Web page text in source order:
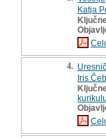
Katja
4.
Iris